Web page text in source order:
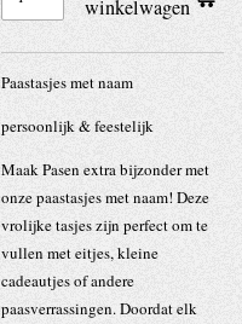
winkelwagen
Paastasjes met naam
persoonlijk & feestelijk
Maak Pasen extra bijzonder met
onze paastasjes met naam! Deze
vrolijke tasjes zijn perfect om te
vullen met eitjes, kleine
cadeautjes of andere
paasverrassingen. Doordat elk